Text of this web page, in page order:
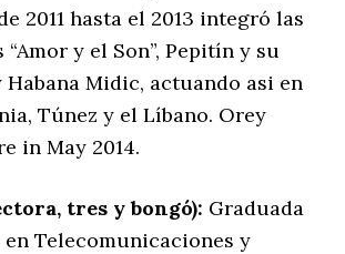
2011 hasta el 2013 integró las
y el Son”, Pepitín y su
Habana Midic, actuando asi en
Túnez y el Líbano. Orey
in May 2014.
tres y bongó): Graduada
Telecomunicaciones y